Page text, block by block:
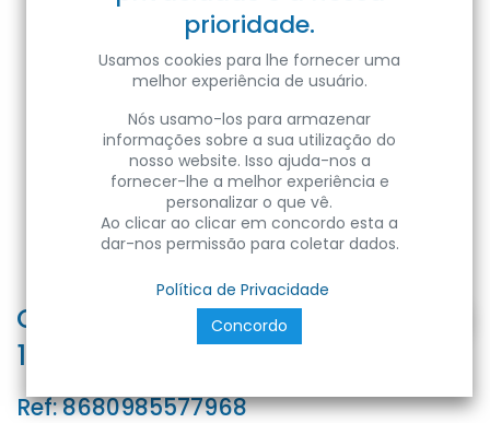
CAROLINE-28 28W WHITE 3000K
100-265V LD SURFACE L
Ref:8680985577968
prioridade.
Usamos cookies para lhe fornecer uma
melhor experiência de usuário.
Nós usamo-los para armazenar
informações sobre a sua utilização do
nosso website. Isso ajuda-nos a
fornecer-lhe a melhor experiência e
personalizar o que vê.
Ao clicar ao clicar em concordo esta a
dar-nos permissão para coletar dados.
Política de Privacidade
Concordo